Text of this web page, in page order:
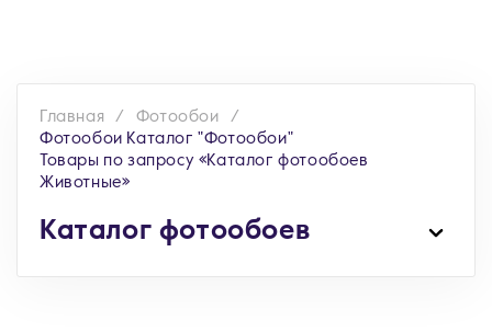
Главная
Фотообои
Фотообои Каталог "Фотообои"
Товары по запросу «Каталог фотообоев
Животные»
Каталог фотообоев